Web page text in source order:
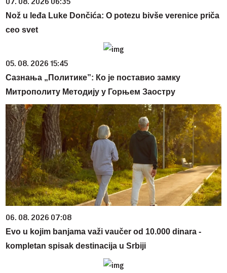
Nož u leđa Luke Dončića: O potezu bivše verenice priča
ceo svet
05. 08. 2026 15:45
Сазнања „Политике”: Ко је поставио замку
Митрополиту Методију у Горњем Заостру
06. 08. 2026 07:08
Evo u kojim banjama važi vaučer od 10.000 dinara -
kompletan spisak destinacija u Srbiji